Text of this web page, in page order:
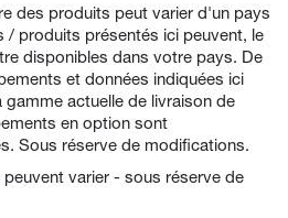
des produits peut varier d'un pays
/ produits présentés ici peuvent, le
disponibles dans votre pays. De
et données indiquées ici
actuelle de livraison de
en option sont
Sous réserve de modifications.
varier - sous réserve de